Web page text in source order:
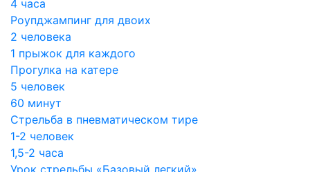
4 часа
Роупджампинг для двоих
2 человека
1 прыжок для каждого
Прогулка на катере
5 человек
60 минут
Стрельба в пневматическом тире
1-2 человек
1,5-2 часа
Урок стрельбы «Базовый легкий»